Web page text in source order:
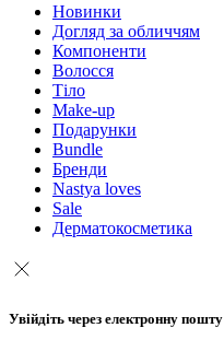
Новинки
Догляд за обличчям
Компоненти
Волосся
Тіло
Make-up
Подарунки
Bundle
Бренди
Nastya loves
Sale
Дерматокосметика
Увійдіть через електронну пошту